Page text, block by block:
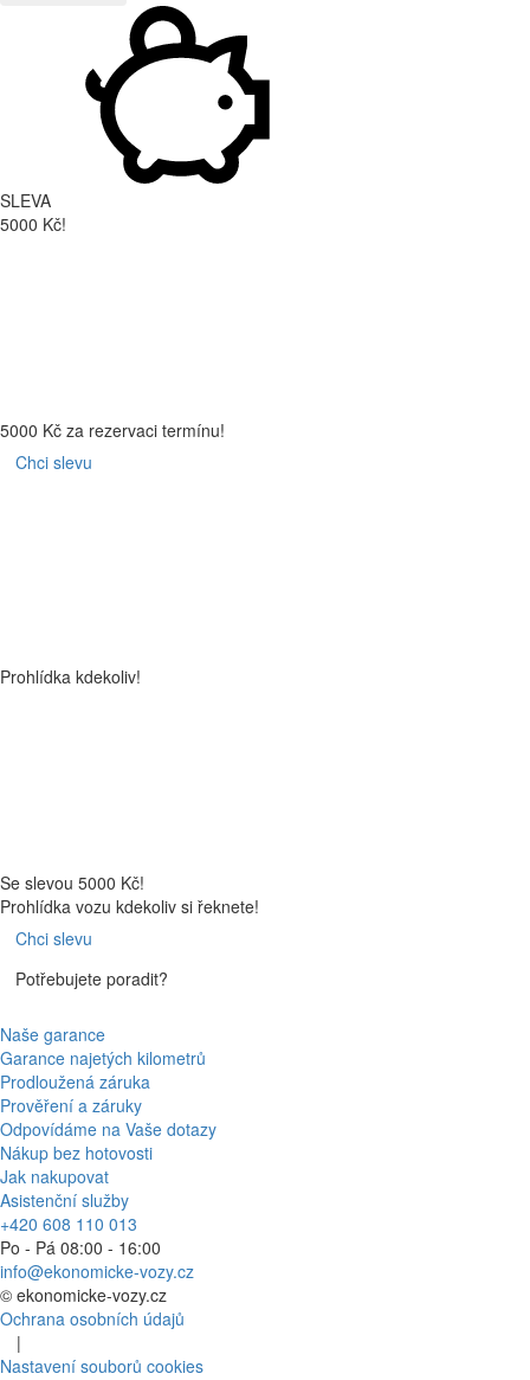
SLEVA
5000 Kč!
5000 Kč za rezervaci termínu!
Chci slevu
Prohlídka kdekoliv!
Se slevou 5000 Kč!
Prohlídka vozu kdekoliv si řeknete!
Chci slevu
Potřebujete poradit?
Naše garance
Garance najetých kilometrů
Prodloužená záruka
Prověření a záruky
Odpovídáme na Vaše dotazy
Nákup bez hotovosti
Jak nakupovat
Asistenční služby
+420 608 110 013
Po - Pá 08:00 - 16:00
info@ekonomicke-vozy.cz
© ekonomicke-vozy.cz
Ochrana osobních údajů
|
Nastavení souborů cookies